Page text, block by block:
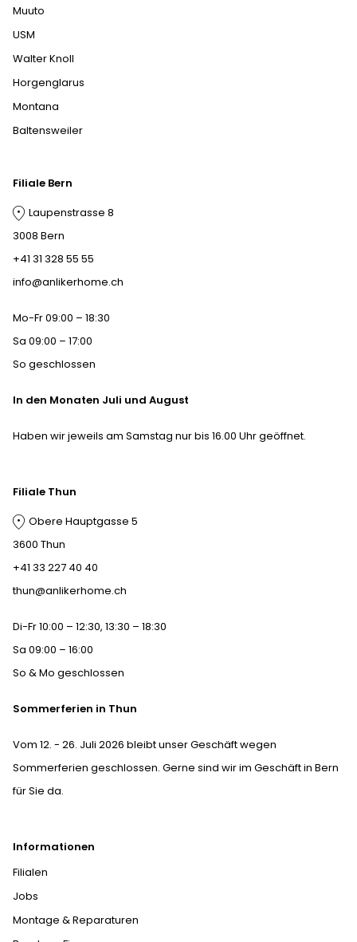
Muuto
USM
Walter Knoll
Horgenglarus
Montana
Baltensweiler
Informationen
Filialen
Jobs
Montage & Reparaturen
Filiale Bern
Laupenstrasse 8
3008 Bern
+41 31 328 55 55
info@anlikerhome.ch
Mo-Fr 09:00 – 18:30
Sa 09:00 – 17:00
So geschlossen
In den Monaten Juli und August
Haben wir jeweils am Samstag nur bis 16.00 Uhr geöffnet.
Filiale Thun
Obere Hauptgasse 5
3600 Thun
+41 33 227 40 40
thun@anlikerhome.ch
Di-Fr 10:00 – 12:30, 13:30 – 18:30
Sa 09:00 – 16:00
So & Mo geschlossen
Sommerferien in Thun
Vom 12. - 26. Juli 2026 bleibt unser Geschäft wegen
Sommerferien geschlossen. Gerne sind wir im Geschäft in Bern
für Sie da.